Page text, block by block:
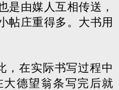
是由媒人互相传送，
帖庄重得多。大书用
，在实际书写过程中
德望翁条写完后就